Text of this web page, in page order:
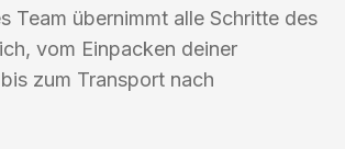
Team übernimmt alle Schritte des
vom Einpacken deiner
zum Transport nach